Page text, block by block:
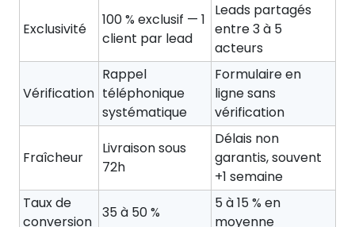
Exclusivité
100 % exclusif — 1
client par lead
Leads partagés
entre 3 à 5
acteurs
Vérification
Rappel
téléphonique
systématique
Formulaire en
ligne sans
vérification
Fraîcheur
Livraison sous
72h
Délais non
garantis, souvent
+1 semaine
Taux de
conversion
35 à 50 %
5 à 15 % en
moyenne